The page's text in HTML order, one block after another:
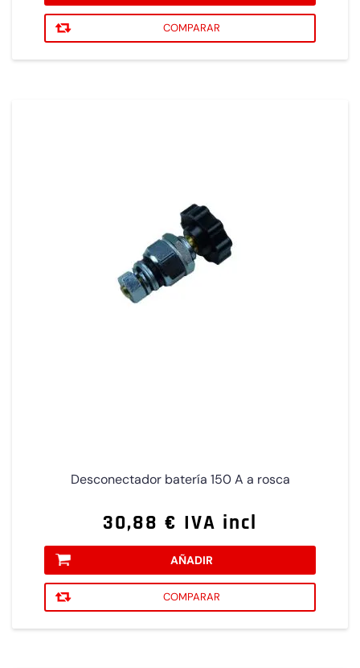
COMPARAR
Desconectador batería 150 A a rosca
30,88 € IVA incl
AÑADIR
COMPARAR